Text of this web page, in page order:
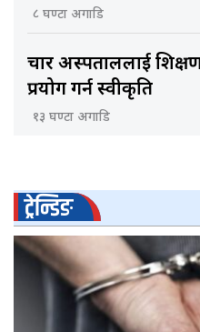
८ घण्टा अगाडि
चार अस्पताललाई
प्रयोग गर्न स्वीकृति
१३ घण्टा अगाडि
ट्रेन्डिङ